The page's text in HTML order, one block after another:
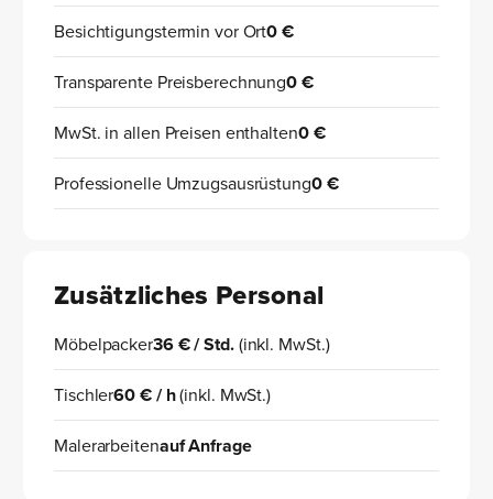
Besichtigungstermin vor Ort0 €
Transparente Preisberechnung0 €
MwSt. in allen Preisen enthalten0 €
Professionelle Umzugsausrüstung0 €
Zusätzliches Personal
Möbelpacker36 € / Std.(inkl. MwSt.)
Tischler60 € / h(inkl. MwSt.)
Malerarbeitenauf Anfrage